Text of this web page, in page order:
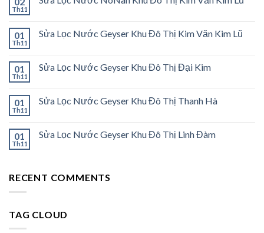
Th11
01
Th11
Sửa Lọc Nước Geyser Khu Đô Thị Kim Văn Kim Lũ
01
Th11
Sửa Lọc Nước Geyser Khu Đô Thị Đại Kim
01
Th11
Sửa Lọc Nước Geyser Khu Đô Thị Thanh Hà
01
Th11
Sửa Lọc Nước Geyser Khu Đô Thị Linh Đàm
RECENT COMMENTS
TAG CLOUD